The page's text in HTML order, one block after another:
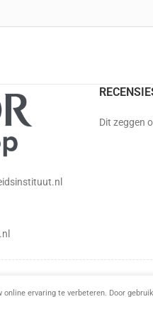
Dit zeggen
online ervaring te verbeteren. Door